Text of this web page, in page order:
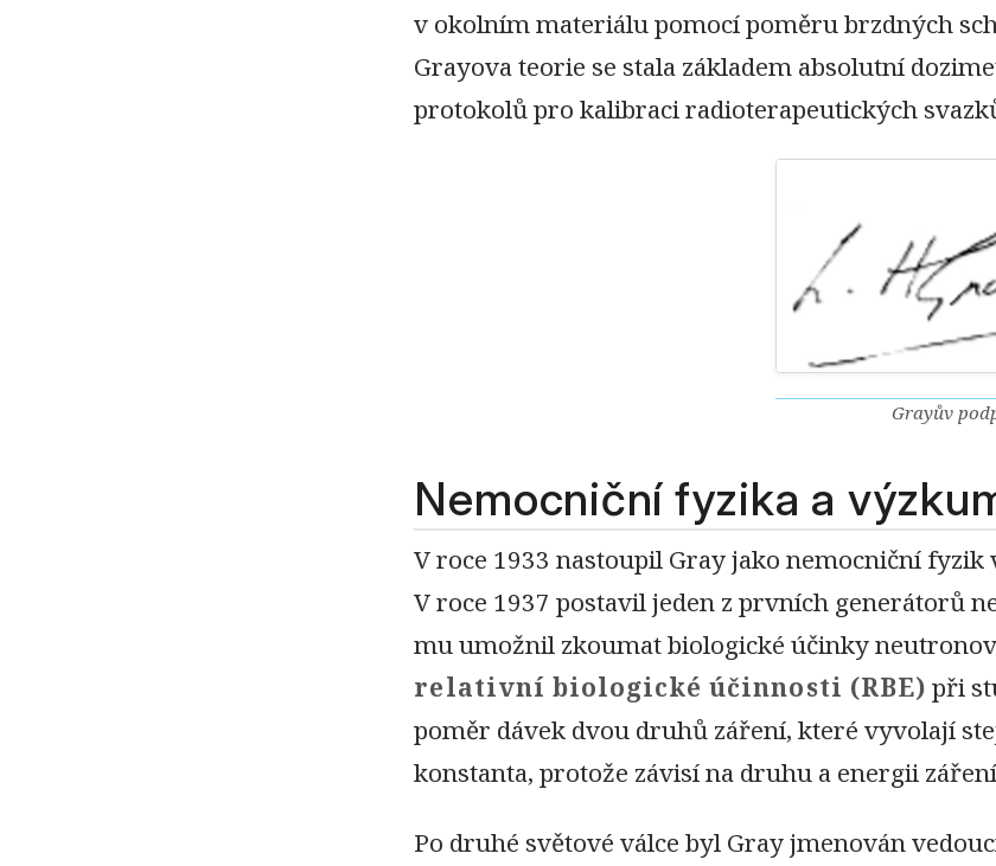
v okolním materiálu pomocí poměru brzdných
Grayova teorie se stala základem absolutní
protokolů pro kalibraci radioterapeutických
Grayův
Nemocniční fyzika a
V roce 1933 nastoupil Gray jako nemocniční
V roce 1937 postavil jeden z prvních generátorů
mu umožnil zkoumat biologické účinky
relativní biologické účinnosti (RBE) při
poměr dávek dvou druhů záření, které vyvolají
konstanta, protože závisí na druhu a energii
Po druhé světové válce byl Gray jmenován